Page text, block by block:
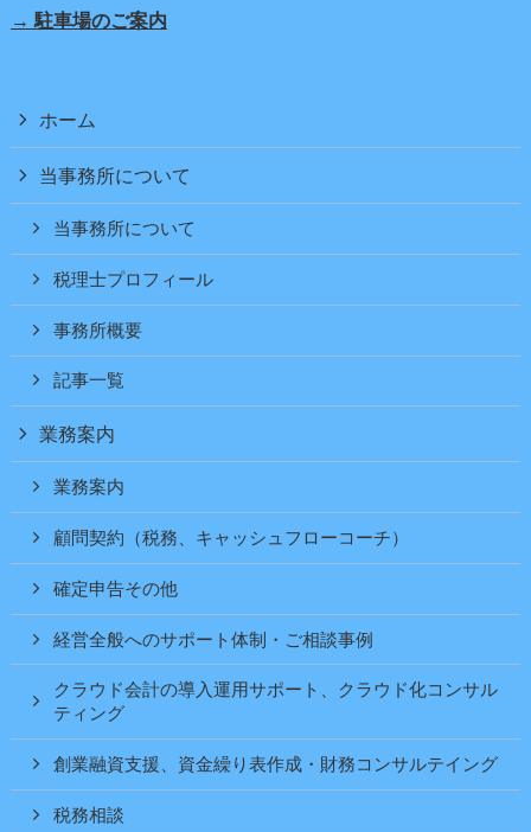
→ 駐車場のご案内
ホーム
当事務所について
当事務所について
税理士プロフィール
事務所概要
記事一覧
業務案内
業務案内
顧問契約（税務、キャッシュフローコーチ）
確定申告その他
経営全般へのサポート体制・ご相談事例
クラウド会計の導入運用サポート、クラウド化コンサル
ティング
創業融資支援、資金繰り表作成・財務コンサルテイング
税務相談